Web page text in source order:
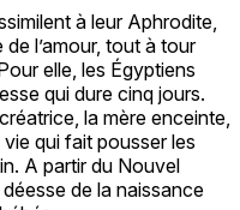
à leur Aphrodite,
l’amour, tout à tour
elle, les Égyptiens
qui dure cinq jours.
la mère enceinte,
qui fait pousser les
A partir du Nouvel
de la naissance